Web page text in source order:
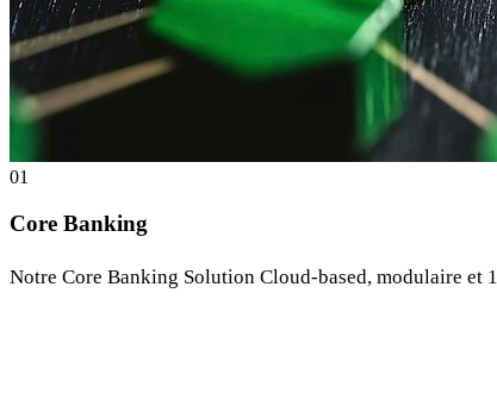
01
Core Banking
Notre Core Banking Solution Cloud-based, modulaire